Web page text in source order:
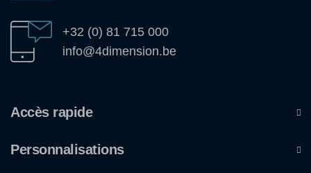
+32 (0) 81 715 000
info@4dimension.be
Accès rapide
Personnalisations